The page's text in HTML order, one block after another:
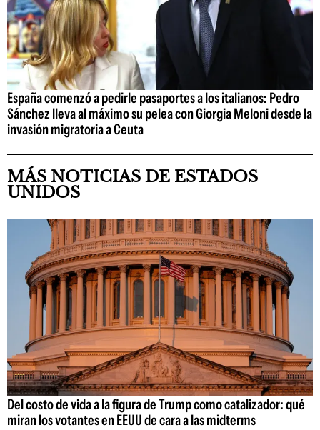
España comenzó a pedirle pasaportes a los italianos: Pedro
Sánchez lleva al máximo su pelea con Giorgia Meloni desde la
invasión migratoria a Ceuta
MÁS NOTICIAS DE ESTADOS
UNIDOS
Del costo de vida a la figura de Trump como catalizador: qué
miran los votantes en EEUU de cara a las midterms